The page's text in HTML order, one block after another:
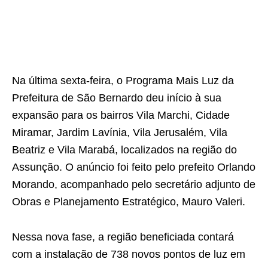
Na última sexta-feira, o Programa Mais Luz da
Prefeitura de São Bernardo deu início à sua
expansão para os bairros Vila Marchi, Cidade
Miramar, Jardim Lavínia, Vila Jerusalém, Vila
Beatriz e Vila Marabá, localizados na região do
Assunção. O anúncio foi feito pelo prefeito Orlando
Morando, acompanhado pelo secretário adjunto de
Obras e Planejamento Estratégico, Mauro Valeri.
Nessa nova fase, a região beneficiada contará
com a instalação de 738 novos pontos de luz em